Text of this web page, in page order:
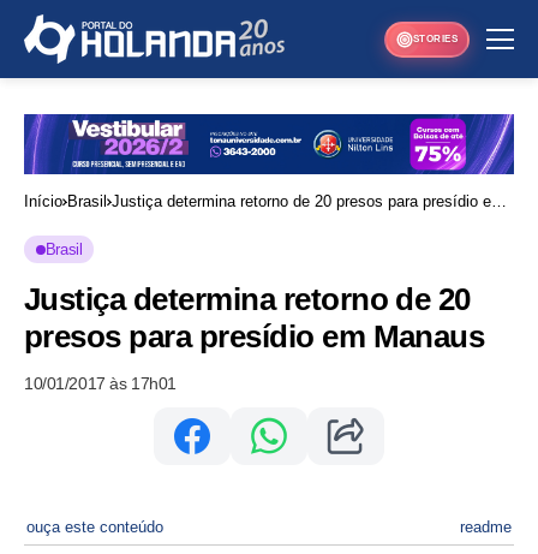
STORIES
Início Brasil Justiça determina retorno de 20 presos para presídio em
Brasil
Justiça determina retorno de 20
presos para presídio em Manaus
10/01/2017 às 17h01
ouça este conteúdo readme